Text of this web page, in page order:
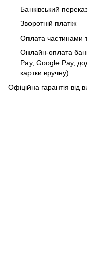
Банківський
Зворотній платіж
Оплата частинами
Онлайн-оплата
Pay, Google Pay,
картки вручну).
Офіційна гарантія від